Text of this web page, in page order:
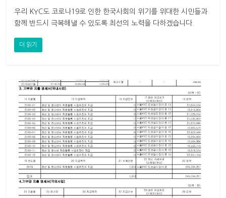
우리 KYC도 코로나19로 인한 한국사회의 위기를 위대한 시민들과
함께 반드시 극복해낼 수 있도록 최선의 노력을 다하겠습니다.
더 읽기